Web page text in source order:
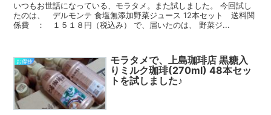
いつもお世話になっている、モラタメ。また試しました。 今回試し
たのは、 デルモンテ 食塩無添加野菜ジュース 12本セット 送料関
係費 ： １５１８円（税込み） で、届いたのは、 野菜ジ...
お得技
モラタメで、上島珈琲店 黒糖入
りミルク珈琲(270ml) 48本セッ
トを試しました♪